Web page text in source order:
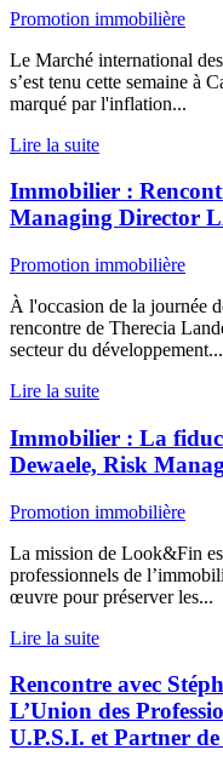
Promotion immobilière
Le Marché international
s’est tenu cette semaine à
marqué par l'inflation...
Lire la suite
Immobilier :
Managing Director
Promotion immobilière
À l'occasion de la journée
rencontre de Therecia
secteur du développement...
Lire la suite
Immobilier : La
Dewaele, Risk
Promotion immobilière
La mission de Look&Fin
professionnels de
œuvre pour préserver les...
Lire la suite
Rencontre avec
L’Union des
U.P.S.I. et Partner